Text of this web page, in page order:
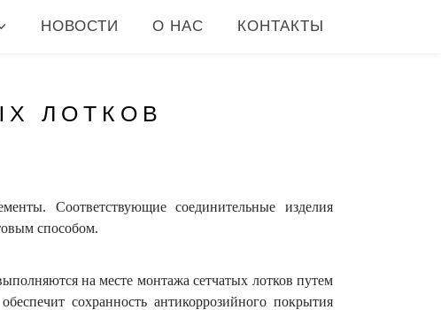
НОВОСТИ О НАС КОНТАКТЫ
ЛОТКОВ
Соответствующие соединительные изделия
способом.
на месте монтажа сетчатых лотков путем
сохранность антикоррозийного покрытия